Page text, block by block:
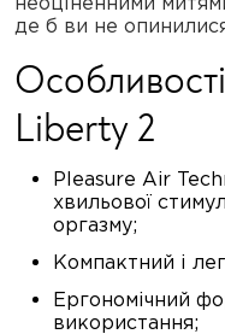
де б ви не
Liberty 2
Pleasure Air
хвильової
оргазму;
Компактний і
Ергономічний
використання;